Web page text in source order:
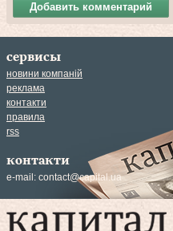
Добавить комментарий
сервисы
новини компаній
реклама
контакти
правила
rss
контакти
e-mail: contact@capital.ua